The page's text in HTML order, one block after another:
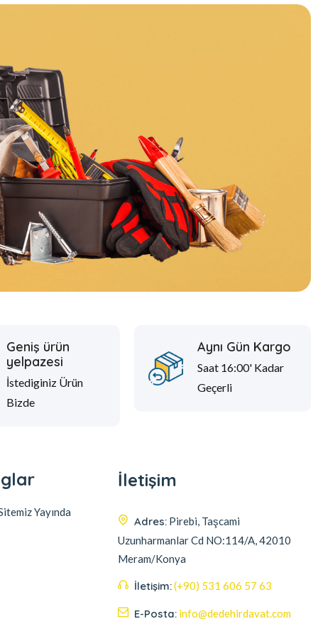
Geniş ürün
yelpazesi
İstediginiz Ürün
Bizde
Aynı Gün Kargo
Saat 16:00' Kadar
Geçerli
Yayında
İletişim
Adres: Pirebi, Taşcami
Uzunharmanlar Cd NO:114/A, 42010
Meram/Konya
İletişim:(+90) 531 606 57 63
E-Posta: info@dedehirdavat.com